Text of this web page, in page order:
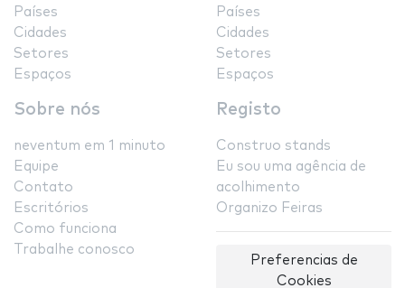
Países
Cidades
Setores
Espaços
Países
Cidades
Setores
Espaços
Sobre nós
neventum em 1 minuto
Equipe
Contato
Escritórios
Como funciona
Trabalhe conosco
Registo
Construo stands
Eu sou uma agência de
acolhimento
Organizo Feiras
Preferencias de
Cookies